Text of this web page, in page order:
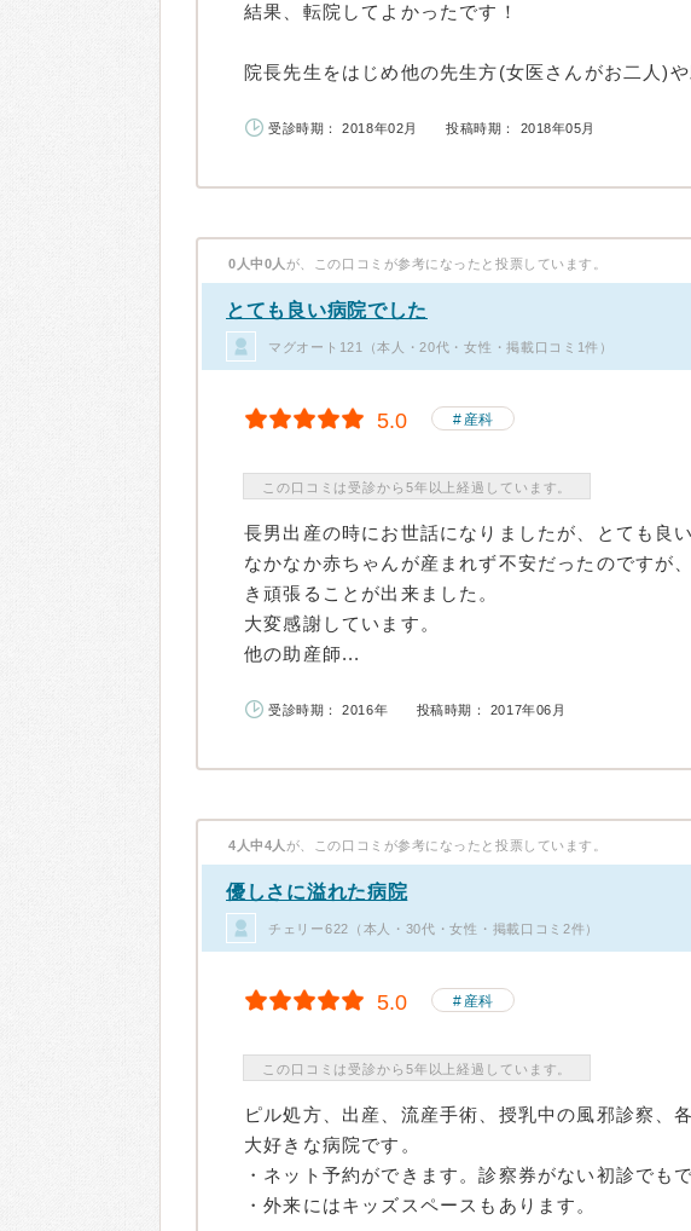
結果、転院してよかったです！
院長先生をはじめ他の先生方(女医さんがお二人)
受診時期： 2018年02月 投稿時期： 2018年05月
0人中0人 が、この口コミが参考になったと投票しています。
とても良い病院でした
マグオート121（本人・20代・女性・掲載口コミ1件）
5.0 産科
この口コミは受診から5年以上経過しています。
長男出産の時にお世話になりましたが、とても良
なかなか赤ちゃんが産まれず不安だったのですが
き頑張ることが出来ました。
大変感謝しています。
他の助産師...
受診時期： 2016年 投稿時期： 2017年06月
4人中4人 が、この口コミが参考になったと投票しています。
優しさに溢れた病院
チェリー622（本人・30代・女性・掲載口コミ2件）
5.0 産科
この口コミは受診から5年以上経過しています。
ピル処方、出産、流産手術、授乳中の風邪診察、
大好きな病院です。
・ネット予約ができます。診察券がない初診でも
・外来にはキッズスペースもあります。